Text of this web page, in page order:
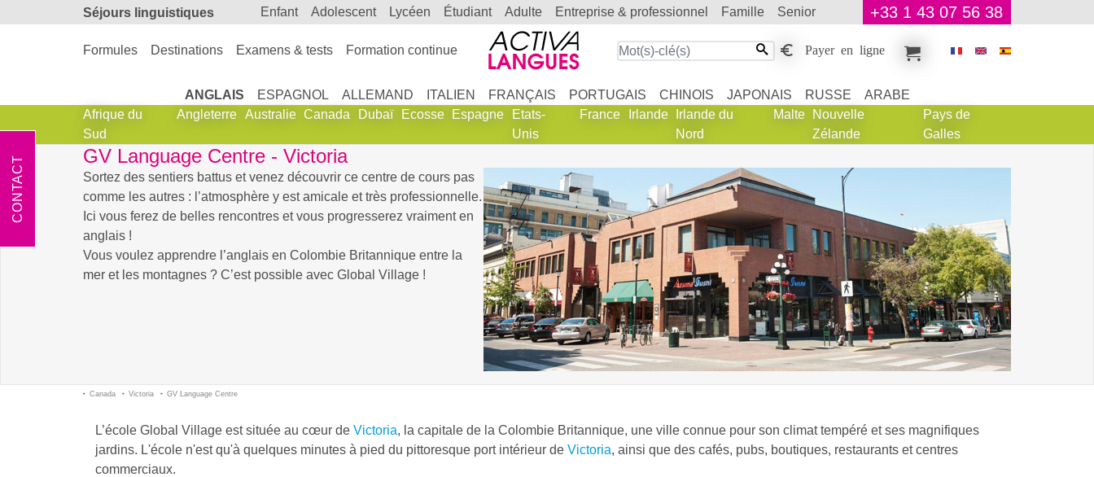
Séjours linguistiques enfant adolescent lycéen étudiant adulte entreprise & professionnel famille senior +33 1 43 07 56 38
Formules Destinations Examens & tests Formation continue Payer en ligne
ANGLAIS ESPAGNOL ALLEMAND ITALIEN FRANÇAIS PORTUGAIS CHINOIS JAPONAIS RUSSE
ARABE
Afrique du
Sud
Angleterre Australie Canada Dubaï Ecosse Espagne
Etats-
Unis
France Irlande
Irlande du
Nord
Malte
Nouvelle
Zélande
Pays de
Galles
GV Language Centre - Victoria
Sortez des sentiers battus et venez découvrir ce centre de cours pas
comme les autres : l’atmosphère y est amicale et très professionnelle.
Ici vous ferez de belles rencontres et vous progresserez vraiment en
anglais !
Vous voulez apprendre l’anglais en Colombie Britannique entre la
mer et les montagnes ? C’est possible avec Global Village !
Canada Victoria GV Language Centre
L’école Global Village est située au cœur de Victoria, la capitale de la Colombie Britannique, une ville connue pour son climat tempéré et ses magnifiques
jardins. L'école n'est qu'à quelques minutes à pied du pittoresque port intérieur de Victoria, ainsi que des cafés, pubs, boutiques, restaurants et centres
commerciaux.
CONTACT